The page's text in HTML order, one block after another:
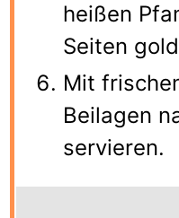
heißen
Seiten
Mit
Beilagen
servieren.